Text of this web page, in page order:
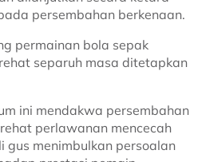
persembahan berkenaan.
permainan bola sepak
separuh masa ditetapkan
ini mendakwa persembahan
perlawanan mencecah
gus menimbulkan persoalan